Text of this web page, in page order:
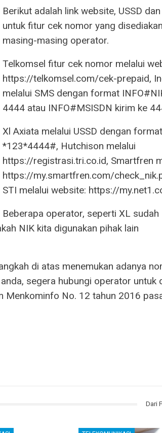
Berikut adalah link website, USSD
untuk fitur cek nomor yang
masing-masing operator.
Telkomsel fitur cek nomor melalui
https://telkomsel.com/cek-prepaid,
melalui SMS dengan format
4444 atau INFO#MSISDN kirim ke
Xl Axiata melalui USSD dengan
*123*4444#, Hutchison melalui
https://registrasi.tri.co.id, Smartfren
https://my.smartfren.com/
STI melalui website: https://
Beberapa operator, seperti XL sudah
NIK kita digunakan pihak lain
di atas menemukan adanya
segera hubungi operator untuk
Menkominfo No. 12 tahun 2016
Dari